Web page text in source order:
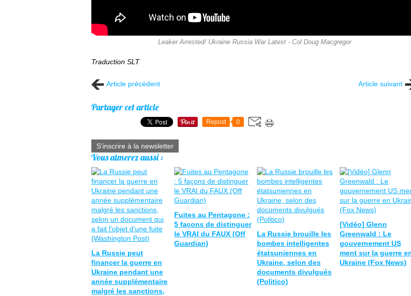
Leaker Arrested/ Ukraine Russia War Latest - Col Doug Macgregor
Traduction SLT
Article précédent Article suivant
Partager cet article
Repost 0
S'inscrire à la newsletter
Vous aimerez aussi :
La Russie peut
financer la guerre en
Ukraine pendant une
année supplémentaire
malgré les sanctions,
Fuites au Pentagone :
5 façons de distinguer
le VRAI du FAUX (Off
Guardian)
La Russie brouille les
bombes intelligentes
étatsuniennes en
Ukraine, selon des
documents divulgués
(Politico)
[Vidéo] Glenn
Greenwald : Le
gouvernement US
ment sur la guerre
Ukraine (Fox News)